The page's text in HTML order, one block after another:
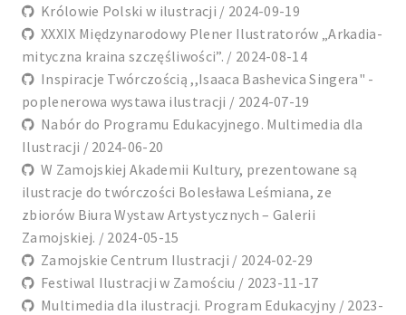
Królowie Polski w ilustracji / 2024-09-19
XXXIX Międzynarodowy Plener Ilustratorów „Arkadia-
mityczna kraina szczęśliwości”. / 2024-08-14
Inspiracje Twórczością ,,Isaaca Bashevica Singera" -
poplenerowa wystawa ilustracji / 2024-07-19
Nabór do Programu Edukacyjnego. Multimedia dla
Ilustracji / 2024-06-20
W Zamojskiej Akademii Kultury, prezentowane są
ilustracje do twórczości Bolesława Leśmiana, ze
zbiorów Biura Wystaw Artystycznych – Galerii
Zamojskiej. / 2024-05-15
Zamojskie Centrum Ilustracji / 2024-02-29
Festiwal Ilustracji w Zamościu / 2023-11-17
Multimedia dla ilustracji. Program Edukacyjny / 2023-